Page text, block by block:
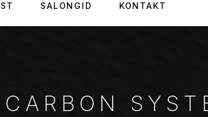
SALONGID KONTAKT